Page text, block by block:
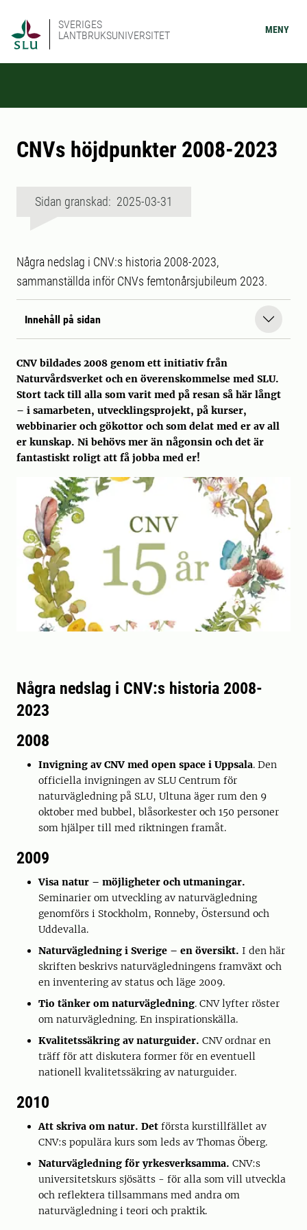
SVERIGES
LANTBRUKSUNIVERSITET
MENY
CNVs höjdpunkter 2008-2023
Sidan granskad: 2025-03-31
Några nedslag i CNV:s historia 2008-2023,
sammanställda inför CNVs femtonårsjubileum 2023.
Innehåll på sidan
CNV bildades 2008 genom ett initiativ från
Naturvårdsverket och en överenskommelse med SLU.
Stort tack till alla som varit med på resan så här långt
– i samarbeten, utvecklingsprojekt, på kurser,
webbinarier och gökottor och som delat med er av all
er kunskap. Ni behövs mer än någonsin och det är
fantastiskt roligt att få jobba med er!
Några nedslag i CNV:s historia 2008-
2023
2008
Invigning av CNV med open space i Uppsala. Den
officiella invigningen av SLU Centrum för
naturvägledning på SLU, Ultuna äger rum den 9
oktober med bubbel, blåsorkester och 150 personer
som hjälper till med riktningen framåt.
2009
Visa natur – möjligheter och utmaningar.
Seminarier om utveckling av naturvägledning
genomförs i Stockholm, Ronneby, Östersund och
Uddevalla.
Naturvägledning i Sverige – en översikt. I den här
skriften beskrivs naturvägledningens framväxt och
en inventering av status och läge 2009.
Tio tänker om naturvägledning. CNV lyfter röster
om naturvägledning. En inspirationskälla.
Kvalitetssäkring av naturguider. CNV ordnar en
träff för att diskutera former för en eventuell
nationell kvalitetssäkring av naturguider.
2010
Att skriva om natur. Det första kurstillfället av
CNV:s populära kurs som leds av Thomas Öberg.
Naturvägledning för yrkesverksamma. CNV:s
universitetskurs sjösätts - för alla som vill utveckla
och reflektera tillsammans med andra om
naturvägledning i teori och praktik.